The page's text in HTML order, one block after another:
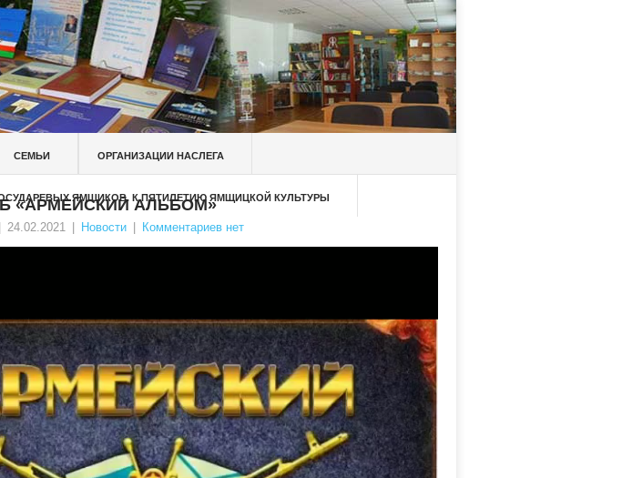
СЕМЬИ ОРГАНИЗАЦИИ НАСЛЕГА
ЯМЩИКОВ. К ПЯТИЛЕТИЮ ЯМЩИЦКОЙ КУЛЬТУРЫ
«АРМЕЙСКИЙ АЛЬБОМ»
24.02.2021 Новости Комментариев нет